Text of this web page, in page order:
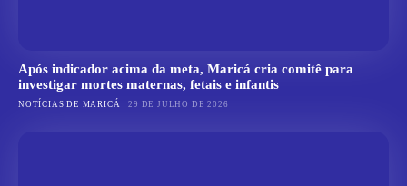
Após indicador acima da meta, Maricá cria comitê para
investigar mortes maternas, fetais e infantis
NOTÍCIAS DE MARICÁ 29 DE JULHO DE 2026